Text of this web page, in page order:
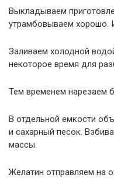
Выкладываем
утрамбовываем хорошо.
Заливаем холодной
некоторое время для
Тем временем нарезаем
В отдельной емкости
и сахарный песок.
массы.
Желатин отправляем на